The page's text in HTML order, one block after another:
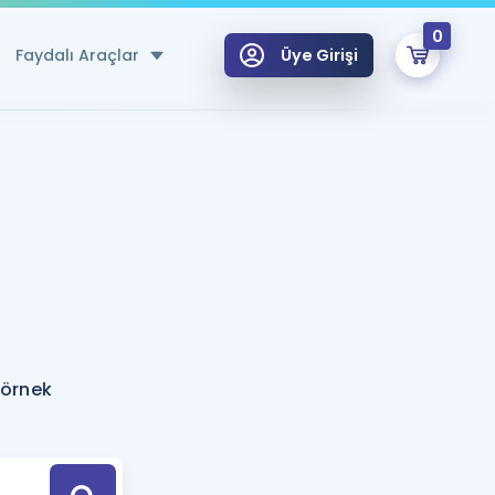
Faydalı Araçlar
Hesaplama Aracı
için Öneriler
Tek Takvimde
Üye Girişi
0